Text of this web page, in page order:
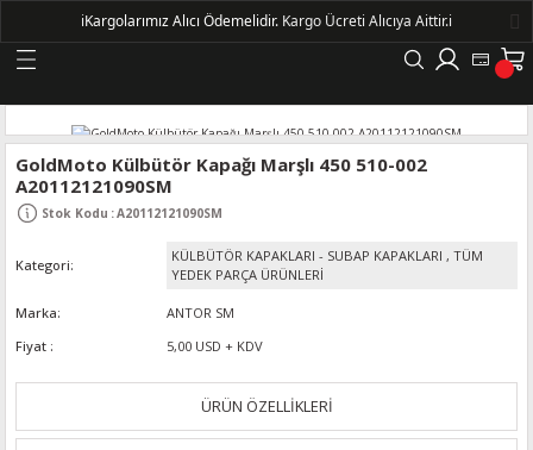
Geri Dön
GoldMoto Külbütör Kapağı Marşlı 450 510-002
A20112121090SM
Stok Kodu :A20112121090SM
Kategori
KÜLBÜTÖR KAPAKLARI - SUBAP KAPAKLARI , TÜM
YEDEK PARÇA ÜRÜNLERİ
Marka
ANTOR SM
Fiyat
5,00 USD + KDV
ÜRÜN ÖZELLİKLERİ
ℹ️Kargolarımız Alıcı Ödemelidir. Kargo Ücreti Alıcıya Aittir.ℹ️